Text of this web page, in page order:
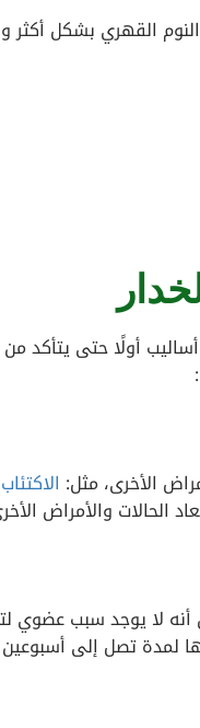
القهري بشكل أكثر
أولًا حتى يتأكد
الأخرى، مثل: الاكتئاب
الحالات والأمراض
أنه لا يوجد سبب عضوي
لمدة تصل إلى أسبوعين